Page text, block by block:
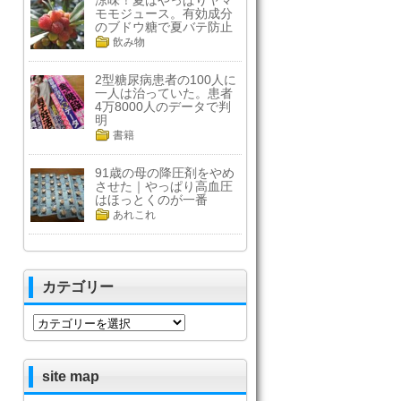
モモジュース。有効成分
のブドウ糖で夏バテ防止
飲み物
2型糖尿病患者の100人に
一人は治っていた。患者
4万8000人のデータで判
明
書籍
91歳の母の降圧剤をやめ
させた｜やっぱり高血圧
はほっとくのが一番
あれこれ
カテゴリー
カ
リ
ー
site map